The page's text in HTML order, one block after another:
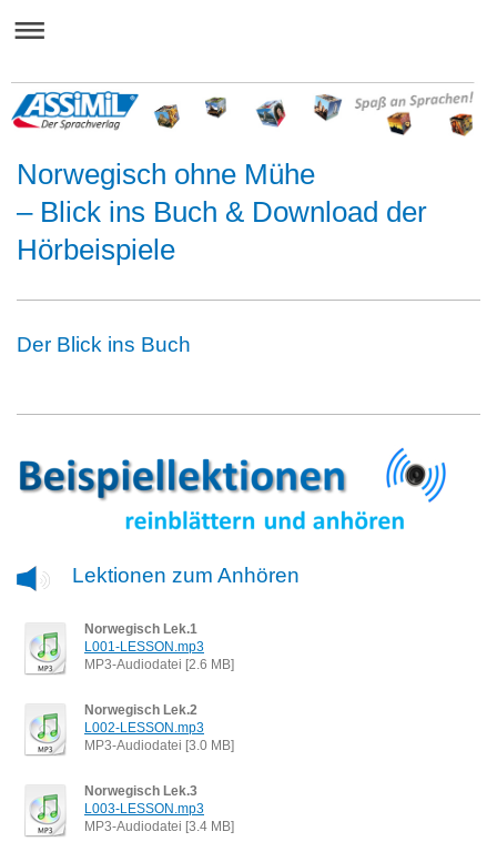
Norwegisch ohne Mühe
– Blick ins Buch & Download der
Hörbeispiele
Der Blick ins Buch
Lektionen zum Anhören
Norwegisch Lek.1
L001-LESSON.mp3
MP3-Audiodatei [2.6 MB]
Norwegisch Lek.2
L002-LESSON.mp3
MP3-Audiodatei [3.0 MB]
Norwegisch Lek.3
L003-LESSON.mp3
MP3-Audiodatei [3.4 MB]